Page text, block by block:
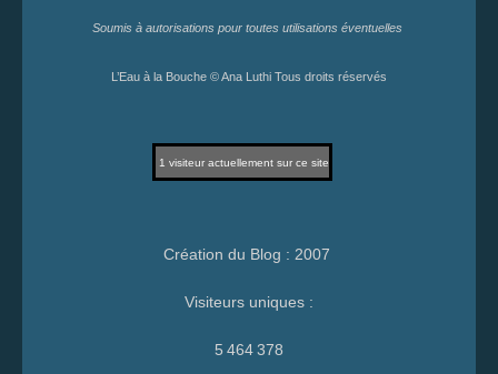
Soumis à autorisations pour toutes utilisations éventuelles
L’Eau à la Bouche © Ana Luthi Tous droits réservés
1 visiteur actuellement sur ce site
Création du Blog : 2007
Visiteurs uniques :
5 464 378